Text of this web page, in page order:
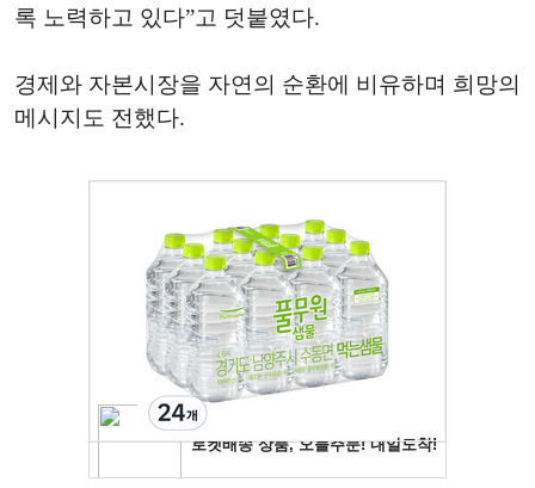
록 노력하고 있다”고 덧붙였다.
경제와 자본시장을 자연의 순환에 비유하며 희망의
메시지도 전했다.